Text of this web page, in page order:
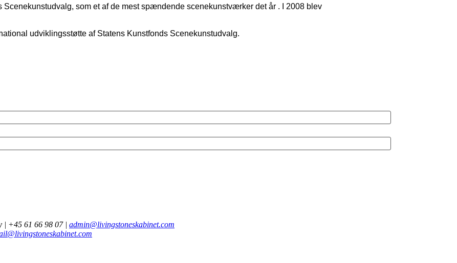
som et af de mestspændende scenekunstværker det år .
I 2008 blev
udviklingsstøtte af Statens Kunstfonds Scenekunstudvalg.
| +45 61 66 98 07 | admin@livingstoneskabinet.com